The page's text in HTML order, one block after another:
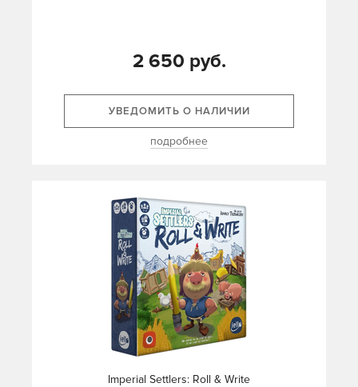
2 650 руб.
УВЕДОМИТЬ О НАЛИЧИИ
подробнее
Imperial Settlers: Roll & Write